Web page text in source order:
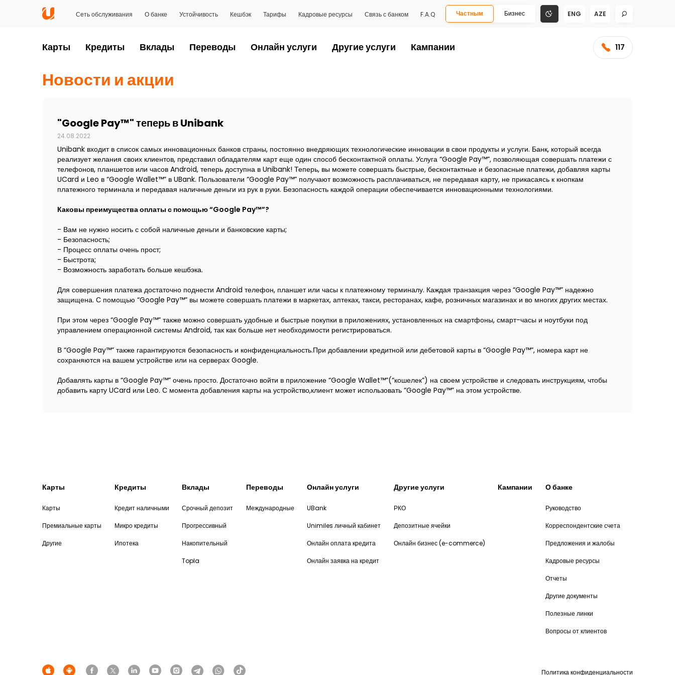
Сеть обслуживания О банке Устойчивость Кешбэк Тарифы Кадровые ресурсы Связь с банком F.A.Q Частным Бизнес ENG AZE
Карты Кредиты Вклады Переводы Онлайн услуги Другие услуги Кампании 117
Новости и акции
"Google Pay™" теперь в Unibank
24.08.2022
Unibank входит в список самых инновационных банков страны, постоянно внедряющих технологические инновации в свои продукты и услуги. Банк, который всегда
реализует желания своих клиентов, представил обладателям карт еще один способ бесконтактной оплаты. Услуга “Google Pay™”, позволяющая совершать платежи с
телефонов, планшетов или часов Android, теперь доступна в Unibank! Теперь, вы можете совершать быстрые, бесконтактные и безопасные платежи, добавляя карты
UCard и Leo в “Google Wallet™” в UBank. Пользователи “Google Pay™” получают возможность расплачиваться, не передавая карту, не прикасаясь к кнопкам
платежного терминала и передавая наличные деньги из рук в руки. Безопасность каждой операции обеспечивается инновационными технологиями.
Каковы преимущества оплаты с помощью “Google Pay™”?
- Вам не нужно носить с собой наличные деньги и банковские карты;
- Безопасность;
- Процесс оплаты очень прост;
- Быстрота;
- Возможность заработать больше кешбэка.
Для совершения платежа достаточно поднести Android телефон, планшет или часы к платежному терминалу. Каждая транзакция через “Google Pay™” надежно
защищена. С помощью “Google Pay™” вы можете совершать платежи в маркетах, аптеках, такси, ресторанах, кафе, розничных магазинах и во многих других местах.
При этом через “Google Pay™” также можно совершать удобные и быстрые покупки в приложениях, установленных на смартфоны, смарт-часы и ноутбуки под
управлением операционной системы Android, так как больше нет необходимости регистрироваться.
В “Google Pay™” также гарантируются безопасность и конфиденциальность.При добавлении кредитной или дебетовой карты в “Google Pay™”, номера карт не
сохраняются на вашем устройстве или на серверах Google.
Добавлять карты в “Google Pay™” очень просто. Достаточно войти в приложение “Google Wallet™”(“кошелек”) на своем устройстве и следовать инструкциям, чтобы
добавить карту UCard или Leo. С момента добавления карты на устройство,клиент может использовать “Google Pay™” на этом устройстве.
Карты
Карты
Премиальные карты
Другие
Кредиты
Кредит наличными
Микро кредиты
Ипотека
Вклады
Срочный депозит
Прогрессивный
Накопительный
Topla
Переводы
Международные
Онлайн услуги
UBank
Unimiles личный кабинет
Онлайн оплата кредита
Онлайн заявка на кредит
Другие услуги
РКО
Депозитные ячейки
Онлайн бизнес (e-commerce)
Кампании О банке
Руководство
Корреспондентские счета
Предложения и жалобы
Кадровые ресурсы
Отчеты
Другие документы
Полезные линки
Вопросы от клиентов
Политика конфиденциальности